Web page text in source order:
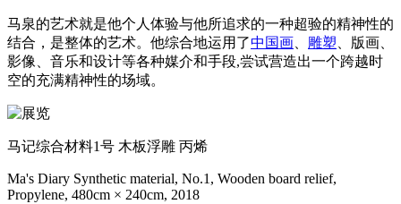
马泉的艺术就是他个人体验与他所追求的一种超验的精神性的
结合，是整体的艺术。他综合地运用了中国画 雕塑 、版画、
影像、音乐和设计等各种媒介和手段,尝试营造出一个跨越时
空的充满精神性的场域。
马记综合材料1号 木板浮雕 丙烯
Ma's Diary Synthetic material, No.1, Wooden board relief,
Propylene, 480cm × 240cm, 2018